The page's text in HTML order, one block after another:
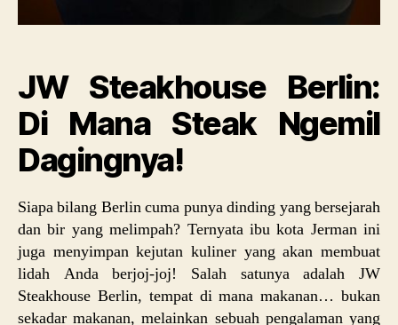
JW Steakhouse Berlin:
Di Mana Steak Ngemil
Dagingnya!
Siapa bilang Berlin cuma punya dinding yang bersejarah
dan bir yang melimpah? Ternyata ibu kota Jerman ini
juga menyimpan kejutan kuliner yang akan membuat
lidah Anda berjoj-joj! Salah satunya adalah JW
Steakhouse Berlin, tempat di mana makanan… bukan
sekadar makanan, melainkan sebuah pengalaman yang